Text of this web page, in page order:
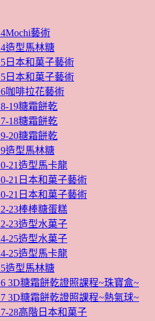
藝術
造型馬林糖
日本和菓子藝術
日本和菓子藝術
咖啡拉花藝術
19糖霜餅乾
18糖霜餅乾
20糖霜餅乾
造型馬林糖
21造型馬卡龍
21日本和菓子藝術
21日本和菓子藝術
23棒棒糖蛋糕
23造型水菓子
25造型水菓子
25造型馬卡龍
造型馬林糖
3D糖霜餅乾證照課程~珠寶盒~
3D糖霜餅乾證照課程~熱氣球~
28高階日本和菓子